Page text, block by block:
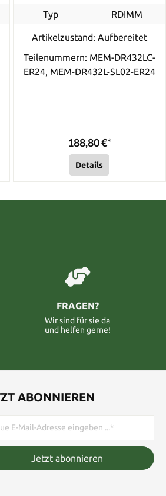
Typ
RDIMM
Artikelzustand: Aufbereitet
Teilenummern: MEM-DR432LC-
ER24, MEM-DR432L-SL02-ER24
188,80 €*
Details
FRAGEN?
Wir sind für sie da
und helfen gerne!
ABONNIEREN
Jetzt abonnieren